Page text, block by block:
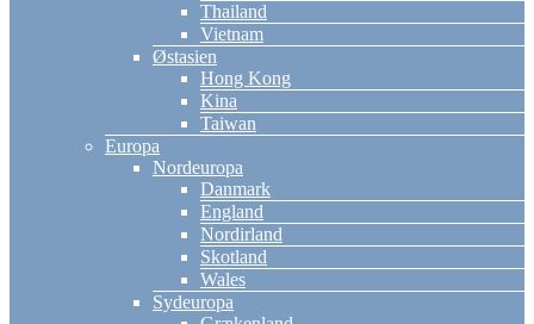
Thailand
Vietnam
Østasien
Hong Kong
Kina
Taiwan
Europa
Nordeuropa
Danmark
England
Nordirland
Skotland
Wales
Sydeuropa